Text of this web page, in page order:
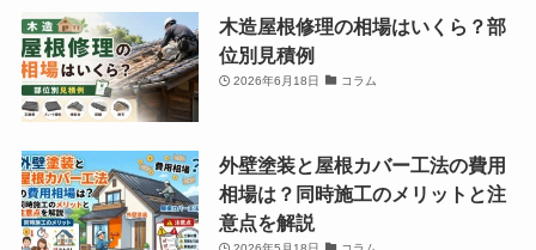
木造屋根修理の相場はいくら？部
位別見積例
2026年6月18日 コラム
外壁塗装と屋根カバー工法の費用
相場は？同時施工のメリットと注
意点を解説